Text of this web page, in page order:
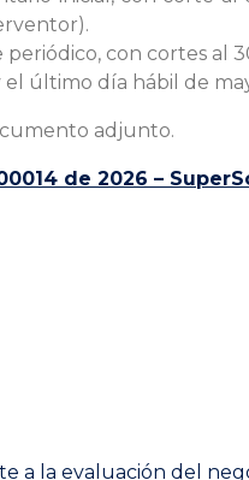
con cortes al
último día hábil de
adjunto.
de 2026 –
a la evaluación del